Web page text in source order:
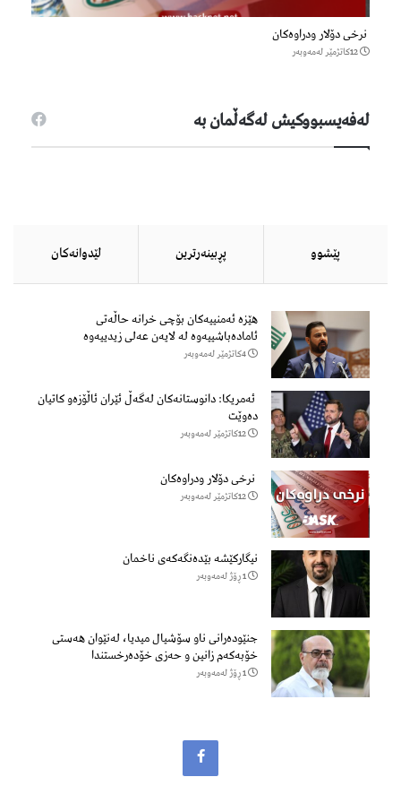
نرخی دۆلار ودراوەکان
12كاتژمێر لەمەوبەر
لەفەیسبووكیش لەگەڵمان بە
پێشوو پڕبینەرترین لێدوانەكان
هێزه‌ ئه‌منییه‌كان بۆچی خرانە حاڵه‌تی
ئاماده‌باشییه‌وه‌ لە لایەن عەلی زیدییەوە
4كاتژمێر لەمەوبەر
ئەمریکا: دانوستانەکان لەگەڵ ئێران ئاڵۆزەو کاتیان
دەوێت
12كاتژمێر لەمەوبەر
نرخی دۆلار ودراوەکان
12كاتژمێر لەمەوبەر
نیگارکێشە بێدەنگەکەی ناخمان
1 ڕۆژ لەمەوبەر
جنێودەرانی ناو سۆشیال میدیا، لەنێوان هەستی
خۆبەکەم زانین و حەزی خۆدەرخستندا
1 ڕۆژ لەمەوبەر